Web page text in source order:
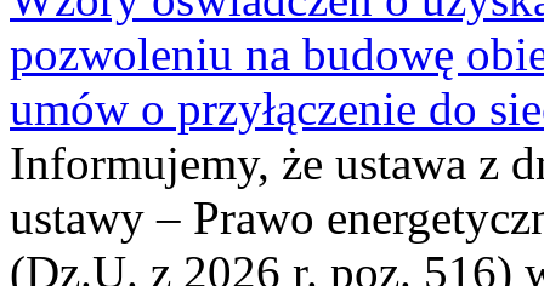
pozwoleniu na budowę
umów o przyłączenie do
Informujemy, że ustawa z
ustawy – Prawo
(Dz.U. z 2026 r. poz. 516)